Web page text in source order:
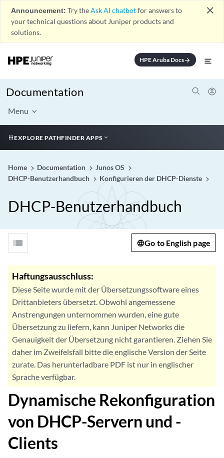
Announcement: Try theAsk AI chatbotfor answers to
your technical questions about Juniper products and
solutions.
close
HPE Aruba Docsarrow_forward
Documentation
Menu
EXPLORE PATHFINDER APPS
Home Documentation
Junos OS
DHCP-Benutzerhandbuch
Konfigurieren der DHCP-Dienste
DHCP-Benutzerhandbuch
list Go to English page
Haftungsausschluss:
Diese Seite wurde mit der Übersetzungssoftware eines
Drittanbieters übersetzt. Obwohl angemessene
Anstrengungen unternommen wurden, eine gute
Übersetzung zu liefern, kann Juniper Networks die
Genauigkeit der Übersetzung nicht garantieren. Ziehen Sie
daher im Zweifelsfall bitte die englische Version der Seite
zurate. Das herunterladbare PDF ist nur in englischer
Sprache verfügbar.
Dynamische Rekonfiguration
von DHCP-Servern und -
Clients